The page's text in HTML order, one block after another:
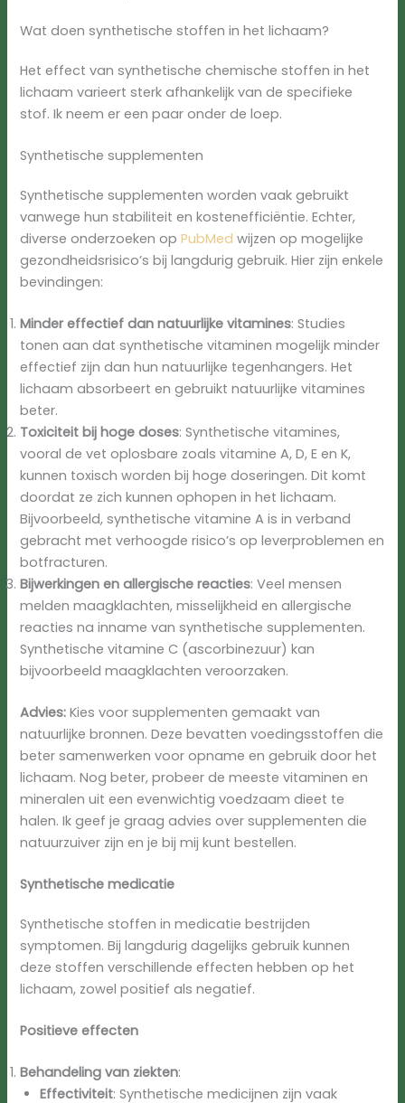
Wat doen synthetische stoffen in het lichaam?
Het effect van synthetische chemische stoffen in het
lichaam varieert sterk afhankelijk van de specifieke
stof. Ik neem er een paar onder de loep.
Synthetische supplementen
Synthetische supplementen worden vaak gebruikt
vanwege hun stabiliteit en kostenefficiëntie. Echter,
diverse onderzoeken opPubMed wijzen op mogelijke
gezondheidsrisico’s bij langdurig gebruik. Hier zijn enkele
bevindingen:
Minder effectief dan natuurlijke vitamines: Studies
tonen aan dat synthetische vitaminen mogelijk minder
effectief zijn dan hun natuurlijke tegenhangers. Het
lichaam absorbeert en gebruikt natuurlijke vitamines
beter.
Toxiciteit bij hoge doses: Synthetische vitamines,
vooral de vet oplosbare zoals vitamine A, D, E en K,
kunnen toxisch worden bij hoge doseringen. Dit komt
doordat ze zich kunnen ophopen in het lichaam.
Bijvoorbeeld, synthetische vitamine A is in verband
gebracht met verhoogde risico’s op leverproblemen en
botfracturen.
Bijwerkingen en allergische reacties: Veel mensen
melden maagklachten, misselijkheid en allergische
reacties na inname van synthetische supplementen.
Synthetische vitamine C (ascorbinezuur) kan
bijvoorbeeld maagklachten veroorzaken.
Advies: Kies voor supplementen gemaakt van
natuurlijke bronnen. Deze bevatten voedingsstoffen die
beter samenwerken voor opname en gebruik door het
lichaam. Nog beter, probeer de meeste vitaminen en
mineralen uit een evenwichtig voedzaam dieet te
halen. Ik geef je graag advies over supplementen die
natuurzuiver zijn en je bij mij kunt bestellen.
Synthetische medicatie
Synthetische stoffen in medicatie bestrijden
symptomen. Bij langdurig dagelijks gebruik kunnen
deze stoffen verschillende effecten hebben op het
lichaam, zowel positief als negatief.
Positieve effecten
Behandeling van ziekten:
Effectiviteit: Synthetische medicijnen zijn vaak